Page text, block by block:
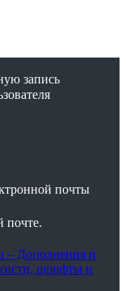
запись
почты
почте.
– Дополнения и
шрифты и